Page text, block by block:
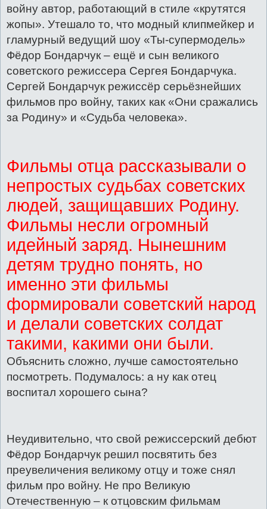
войну автор, работающий в стиле «крутятся
жопы». Утешало то, что модный клипмейкер и
гламурный ведущий шоу «Ты-супермодель»
Фёдор Бондарчук – ещё и сын великого
советского режиссера Сергея Бондарчука.
Сергей Бондарчук режиссёр серьёзнейших
фильмов про войну, таких как «Они сражались
за Родину» и «Судьба человека».
Фильмы отца рассказывали о
непростых судьбах советских
людей, защищавших Родину.
Фильмы несли огромный
идейный заряд. Нынешним
детям трудно понять, но
именно эти фильмы
формировали советский народ
и делали советских солдат
такими, какими они были.
Объяснить сложно, лучше самостоятельно
посмотреть. Подумалось: а ну как отец
воспитал хорошего сына?
Неудивительно, что свой режиссерский дебют
Фёдор Бондарчук решил посвятить без
преувеличения великому отцу и тоже снял
фильм про войну. Не про Великую
Отечественную – к отцовским фильмам